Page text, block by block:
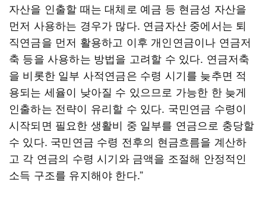
자산을 인출할 때는 대체로 예금 등 현금성 자산을
먼저 사용하는 경우가 많다. 연금자산 중에서는 퇴
직연금을 먼저 활용하고 이후 개인연금이나 연금저
축 등을 사용하는 방법을 고려할 수 있다. 연금저축
을 비롯한 일부 사적연금은 수령 시기를 늦추면 적
용되는 세율이 낮아질 수 있으므로 가능한 한 늦게
인출하는 전략이 유리할 수 있다. 국민연금 수령이
시작되면 필요한 생활비 중 일부를 연금으로 충당할
수 있다. 국민연금 수령 전후의 현금흐름을 계산하
고 각 연금의 수령 시기와 금액을 조절해 안정적인
소득 구조를 유지해야 한다.”